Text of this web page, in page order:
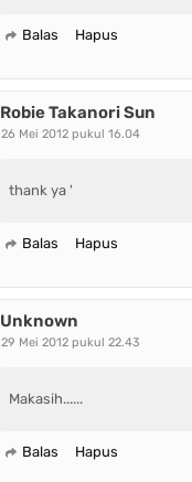
Balas Hapus
Robie Takanori Sun
26 Mei 2012 pukul 16.04
thank ya '
Balas Hapus
Unknown
29 Mei 2012 pukul 22.43
Makasih......
Balas Hapus